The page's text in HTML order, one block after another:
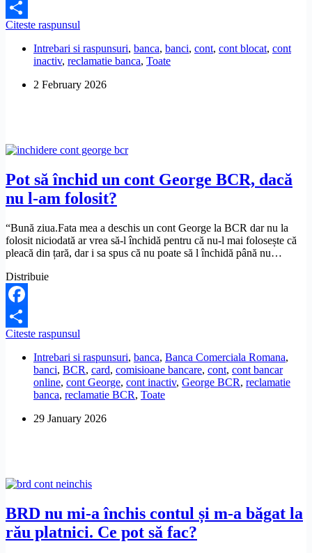
Facebook
Share
Citeste raspunsul
a
blocat
pentru
să
Intrebari si raspunsuri, banca, banci, cont, cont blocat, cont
inactiv, reclamatie banca, Toate
2 February 2026
Pot să închid un cont George BCR, dacă
nu l-am folosit?
“Bună ziua.Fata mea a deschis un cont George la BCR dar nu la
folosit niciodată ar vrea să-l închidă pentru că nu-l mai folosește că
pleacă din țară, dar i sa spus că nu poate să l închidă până nu…
Distribuie
Facebook
Share
Citeste raspunsul
închid
un
cont
George
dacă
Intrebari si raspunsuri, banca, Banca Comerciala Romana,
banci, BCR, card, comisioane bancare, cont, cont bancar
online, cont George, cont inactiv, George BCR, reclamatie
banca, reclamatie BCR, Toate
29 January 2026
BRD nu mi-a închis contul și m-a băgat la
rău platnici. Ce pot să fac?